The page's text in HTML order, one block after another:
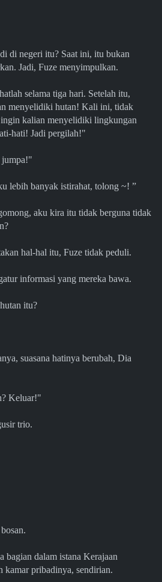
di negeri itu? Saat ini, itu bukan
Jadi, Fuze menyimpulkan.
selama tiga hari. Setelah itu,
menyelidiki hutan! Kali ini, tidak
kalian menyelidiki lingkungan
hati! Jadi pergilah!"
jumpa!"
lebih banyak istirahat, tolong ~! ”
aku kira itu tidak berguna tidak
hal-hal itu, Fuze tidak peduli.
informasi yang mereka bawa.
itu?
suasana hatinya berubah, Dia
Keluar!"
trio.
bagian dalam istana Kerajaan
kamar pribadinya, sendirian.